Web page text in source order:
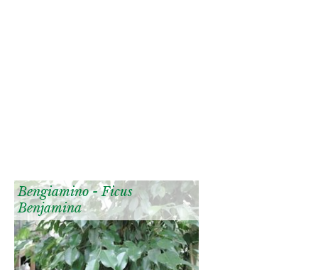
Bengiamino - Ficus
Benjamina